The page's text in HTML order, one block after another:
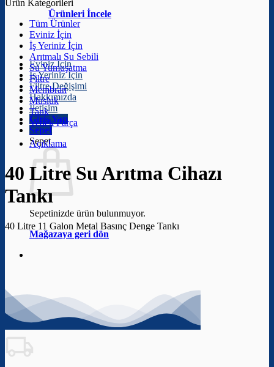
Ürünleri İncele
Eviniz İçin
İş Yeriniz İçin
Filtre Değişimi
Hakkımızda
İletişim
Giriş Yap
Sepet
Sepet
Sepetinizde ürün bulunmuyor.
Mağazaya geri dön
Ürün Kategorileri
Tüm Ürünler
Eviniz İçin
İş Yeriniz İçin
Arıtmalı Su Sebili
Su Yumuşatma
Filtre
Membran
Musluk
Tank
Yedek Parça
Açıklama
40 Litre Su Arıtma Cihazı
Tankı
40 Litre 11 Galon Metal Basınç Denge Tankı